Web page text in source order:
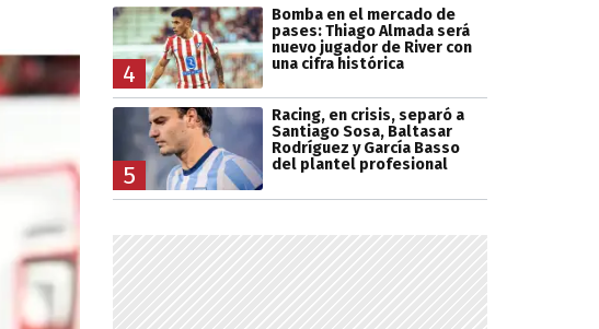
4
Bomba en el mercado de
pases: Thiago Almada será
nuevo jugador de River con
una cifra histórica
5
Racing, en crisis, separó a
Santiago Sosa, Baltasar
Rodríguez y García Basso
del plantel profesional